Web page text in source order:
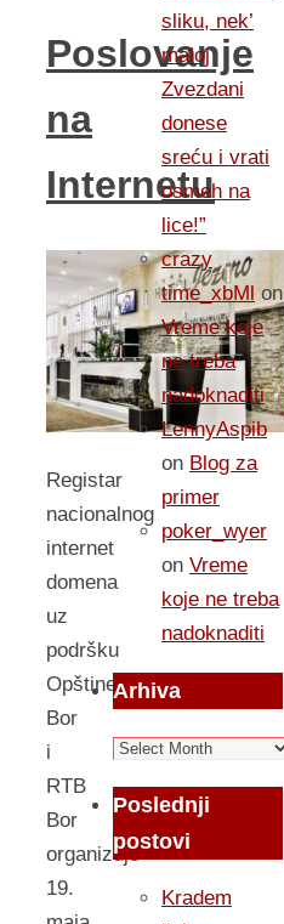
Poslovanje
na
Internetu
Registar
nacionalnog
internet
domena
uz
podršku
Opštine
Bor
i
RTB
Bor
organizuje
19.
sliku, nek’
maloj
Zvezdani
donese
sreću i vrati
osmeh na
lice!”
crazy
time_xbMl on
Vreme koje
ne treba
nadoknaditi
LennyAspib
on Blog za
primer
poker_wyer
on Vreme
koje ne treba
nadoknaditi
Arhiva
Arhiva
Poslednji
postovi
Kradem